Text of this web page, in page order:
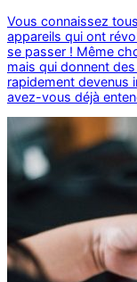
Vous connaissez
appareils qui ont
se passer ! Même
mais qui donnent
rapidement devenus
avez-vous déjà